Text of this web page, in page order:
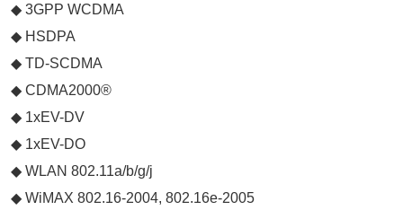
◆ 3GPP WCDMA
◆ HSDPA
◆ TD-SCDMA
◆ CDMA2000®
◆ 1xEV-DV
◆ 1xEV-DO
◆ WLAN 802.11a/b/g/j
◆ WiMAX 802.16-2004, 802.16e-2005